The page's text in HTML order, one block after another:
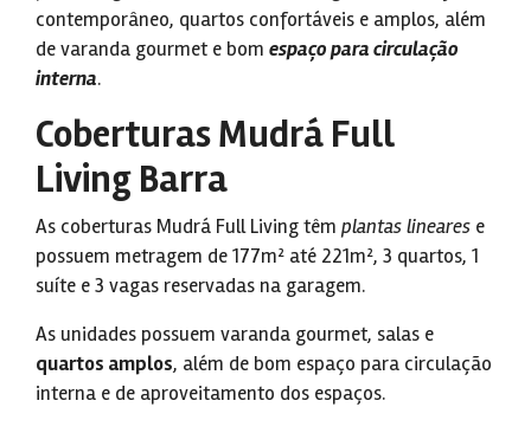
contemporâneo, quartos confortáveis e amplos, além
de varanda gourmet e bom espaço para circulação
interna.
Coberturas Mudrá Full
Living Barra
As coberturas Mudrá Full Living têm plantas lineares e
possuem metragem de 177m² até 221m², 3 quartos, 1
suíte e 3 vagas reservadas na garagem.
As unidades possuem varanda gourmet, salas e
quartos amplos, além de bom espaço para circulação
interna e de aproveitamento dos espaços.